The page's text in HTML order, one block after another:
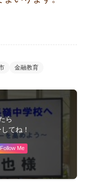
金融教育
ら
てね！
Follow Me